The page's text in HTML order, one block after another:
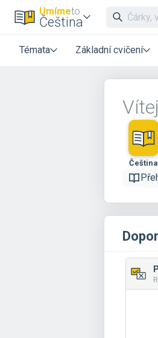
Umímeto
Čeština
Témata Základní cvičení
Čeština